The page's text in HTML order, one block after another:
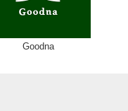
Goodna